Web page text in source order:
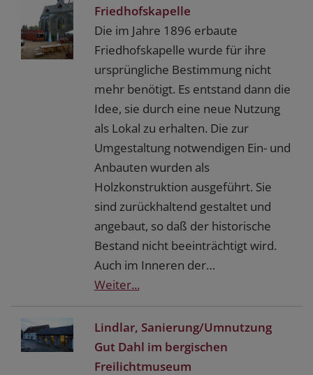
Friedhofskapelle
Die im Jahre 1896 erbaute
Friedhofskapelle wurde für ihre
ursprüngliche Bestimmung nicht
mehr benötigt. Es entstand dann die
Idee, sie durch eine neue Nutzung
als Lokal zu erhalten. Die zur
Umgestaltung notwendigen Ein- und
Anbauten wurden als
Holzkonstruktion ausgeführt. Sie
sind zurückhaltend gestaltet und
angebaut, so daß der historische
Bestand nicht beeinträchtigt wird.
Auch im Inneren der…
Weiter...
Lindlar, Sanierung/Umnutzung
Gut Dahl im bergischen
Freilichtmuseum